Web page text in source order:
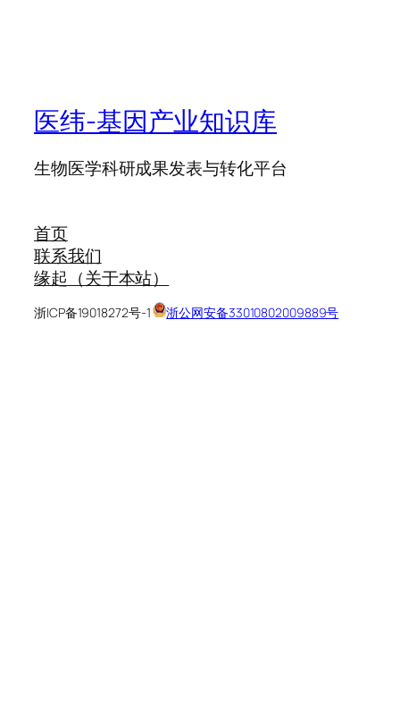
医纬-基因产业知识库
生物医学科研成果发表与转化平台
首页
联系我们
缘起（关于本站）
浙ICP备19018272号-1 浙公网安备33010802009889号